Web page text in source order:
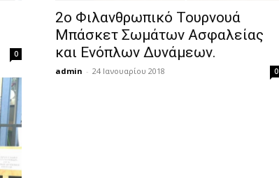
0
2ο Φιλανθρωπικό Τουρνουά
Μπάσκετ Σωμάτων Ασφαλείας
και Ενόπλων Δυνάμεων.
admin - 24 Ιανουαρίου 2018 0